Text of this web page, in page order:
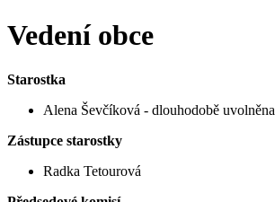
Vedení obce
Starostka
Alena Ševčíková - dlouhodobě uvolněna
Zástupce starostky
Radka Tetourová